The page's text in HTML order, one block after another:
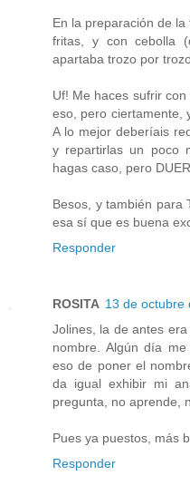
En la preparación de la
fritas, y con cebolla
apartaba trozo por
Uf! Me haces sufrir
eso, pero ciertamente,
A lo mejor deberíais
y repartirlas un poco
hagas caso, pero
Besos, y también para
esa sí que es buena
Responder
ROSITA 13 de octubre
Jolines, la de antes
nombre. Algún día
eso de poner el
da igual exhibir mi
pregunta, no aprende,
Pues ya puestos, más
Responder